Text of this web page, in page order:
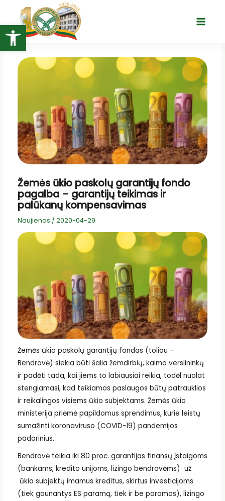
Open toolbar
turinio
Main
Žemės ūkio paskolų garantijų fondo
pagalba – garantijų teikimas ir
palūkanų kompensavimas
Naujienos / 2020-04-29
Žemės ūkio paskolų garantijų fondas (toliau –
Bendrovė) siekia būti šalia žemdirbių, kaimo verslininkų
ir padėti tada, kai jiems to labiausiai reikia, todėl nuolat
stengiamasi, kad teikiamos paslaugos būtų patrauklios
ir reikalingos visiems ūkio subjektams. Žemės ūkio
ministerija priėmė papildomus sprendimus, kurie leistų
sumažinti koronaviruso (COVID-19) pandemijos
padarinius.
Bendrovė teikia iki 80 proc. garantijas finansų įstaigoms
(bankams, kredito unijoms, lizingo bendrovėms) už
ūkio subjektų imamus kreditus, skirtus investicijoms
(tiek gaunantys ES paramą, tiek ir be paramos), lizingo